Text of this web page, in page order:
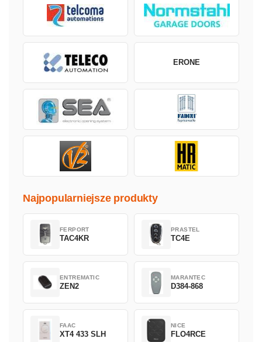
ERONE
Najpopularniejsze produkty
FERPORT
TAC4KR
PRASTEL
TC4E
ENTREMATIC
ZEN2
MARANTEC
D384-868
FAAC
XT4 433 SLH
NICE
FLO4RCE